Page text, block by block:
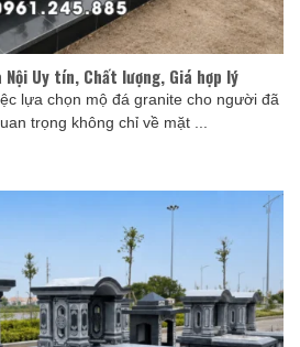
Uy tín, Chất lượng, Giá hợp lý
lựa chọn mộ đá granite cho người đã
trọng không chỉ về mặt ...